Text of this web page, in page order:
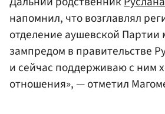
напомнил, что возглавлял
отделение аушевской Партии
зампредом в правительстве
и сейчас поддерживаю с ним
отношения», — отметил